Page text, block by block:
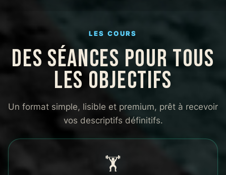
LES COURS
DES SÉANCES POUR TOUS
LES OBJECTIFS
Un format simple, lisible et premium, prêt à recevoir
vos descriptifs définitifs.
🏋️